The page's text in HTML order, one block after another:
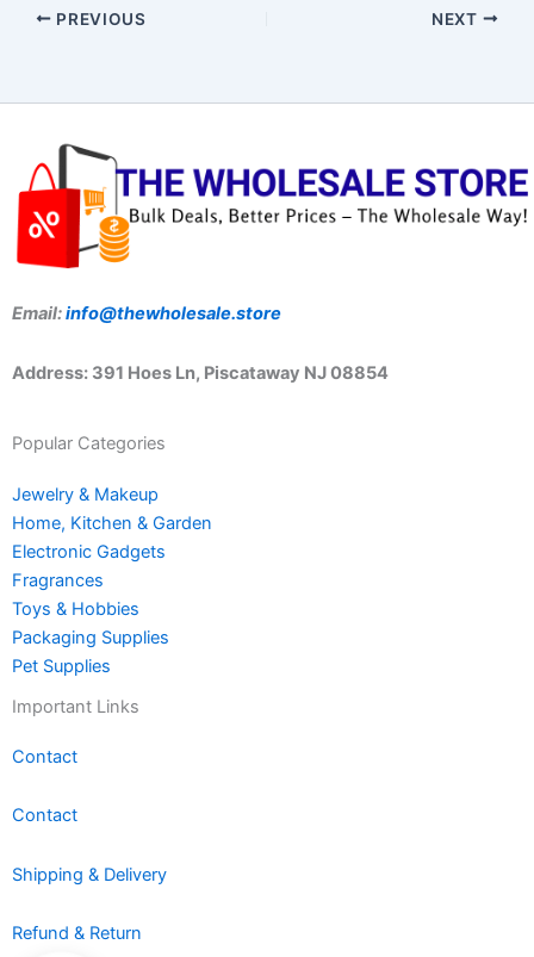
PREVIOUS NEXT
Email:info@thewholesale.store
Address: 391 Hoes Ln, Piscataway NJ 08854
Popular Categories
Jewelry & Makeup
Home, Kitchen & Garden
Electronic Gadgets
Fragrances
Toys & Hobbies
Packaging Supplies
Pet Supplies
Important Links
Contact
Contact
Shipping & Delivery
Refund & Return